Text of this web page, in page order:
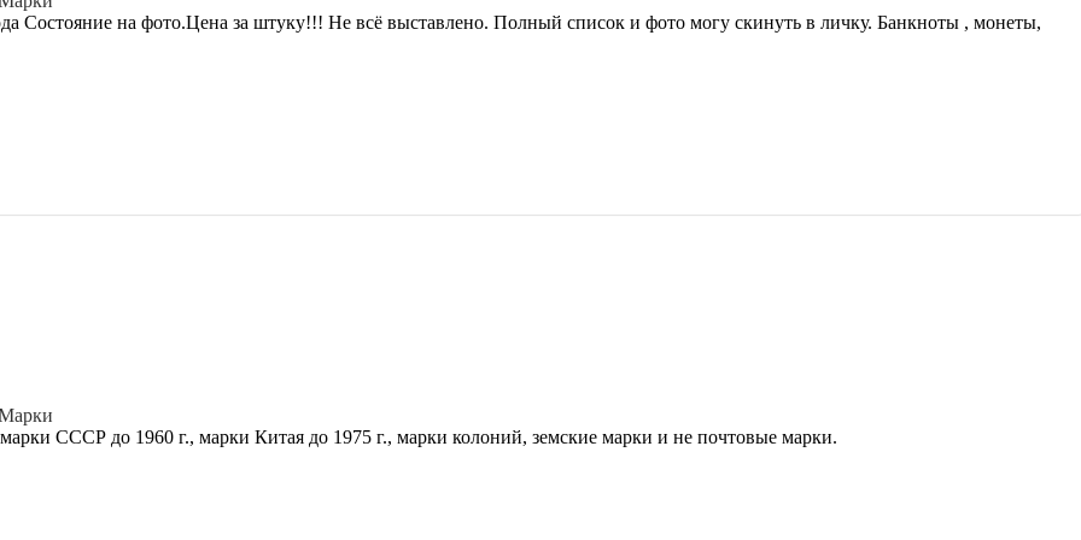
на фото.Цена за штуку!!! Не всё выставлено. Полный список и фото могу скинуть в личку. Банкноты , монеты,
СССР до 1960 г., марки Китая до 1975 г., марки колоний, земские марки и не почтовые марки.